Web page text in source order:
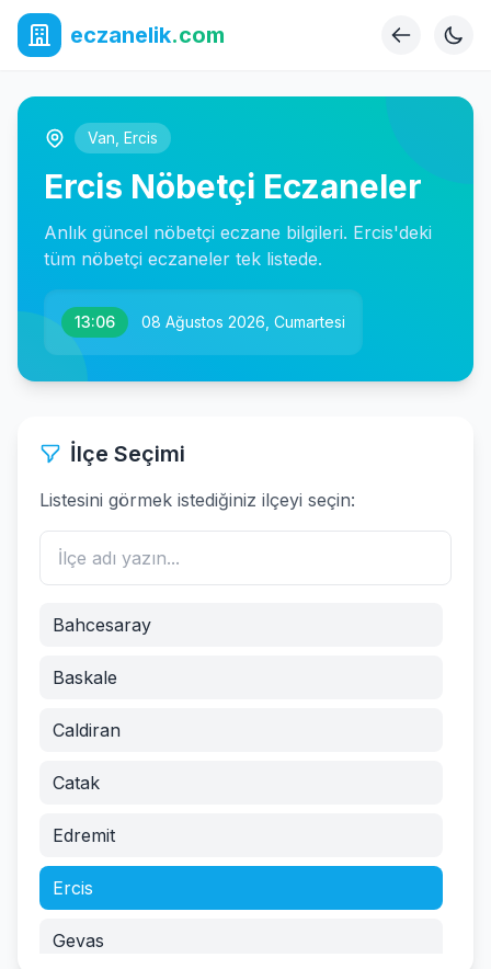
eczanelik.com
Van Ercis
Ercis Nöbetçi Eczaneler
Anlık güncel nöbetçi eczane bilgileri. Ercis'deki
tüm nöbetçi eczaneler tek listede.
13:06 08 Ağustos 2026, Cumartesi
İlçe Seçimi
Listesini görmek istediğiniz ilçeyi seçin:
Bahcesaray
Baskale
Caldiran
Catak
Edremit
Ercis
Gevas